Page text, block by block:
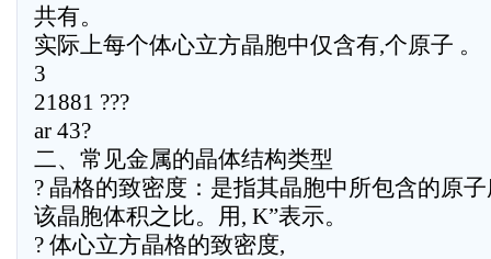
共有。
实际上每个体心立方晶胞中仅含有,个原子 。
3
21881 ???
ar 43?
二、常见金属的晶体结构类型
? 晶格的致密度：是指其晶胞中所包含的原
该晶胞体积之比。用, K”表示。
? 体心立方晶格的致密度,